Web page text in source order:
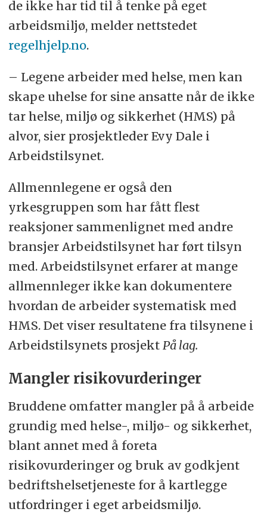
de ikke har tid til å tenke på eget
arbeidsmiljø, melder nettstedet
regelhjelp.no.
– Legene arbeider med helse, men kan
skape uhelse for sine ansatte når de ikke
tar helse, miljø og sikkerhet (HMS) på
alvor, sier prosjektleder Evy Dale i
Arbeidstilsynet.
Allmennlegene er også den
yrkesgruppen som har fått flest
reaksjoner sammenlignet med andre
bransjer Arbeidstilsynet har ført tilsyn
med. Arbeidstilsynet erfarer at mange
allmennleger ikke kan dokumentere
hvordan de arbeider systematisk med
HMS. Det viser resultatene fra tilsynene i
Arbeidstilsynets prosjekt På lag.
Mangler risikovurderinger
Bruddene omfatter mangler på å arbeide
grundig med helse-, miljø- og sikkerhet,
blant annet med å foreta
risikovurderinger og bruk av godkjent
bedriftshelsetjeneste for å kartlegge
utfordringer i eget arbeidsmiljø.